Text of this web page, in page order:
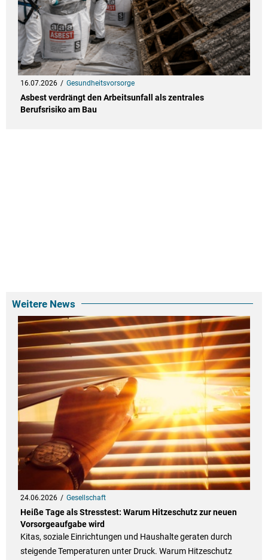
16.07.2026 Gesundheitsvorsorge
Asbest verdrängt den Arbeitsunfall als zentrales
Berufsrisiko am Bau
Weitere News
24.06.2026 Gesellschaft
Heiße Tage als Stresstest: Warum Hitzeschutz zur neuen
Vorsorgeaufgabe wird
Kitas, soziale Einrichtungen und Haushalte geraten durch
steigende Temperaturen unter Druck. Warum Hitzeschutz